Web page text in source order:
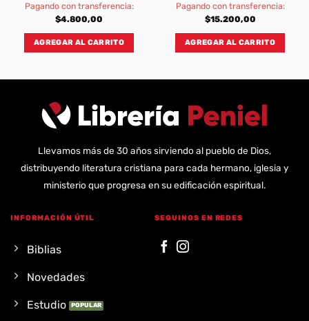
Pagando con transferencia:
$4.800,00
AGREGAR AL CARRITO
Pagando con transferencia:
$15.200,00
AGREGAR AL CARRITO
Llevamos más de 30 años sirviendo al pueblo de Dios,
distribuyendo literatura cristiana para cada hermano, iglesia y
ministerio que progresa en su edificación espiritual.
INFORMACIÓN ÚTIL
Biblias
Novedades
Estudio
SEGUINOS EN REDES